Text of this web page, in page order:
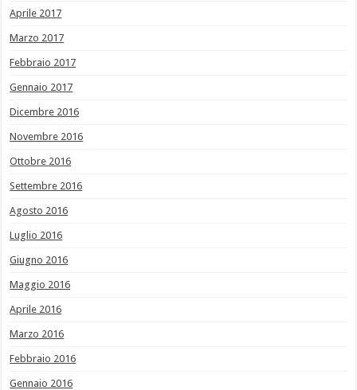
Aprile 2017
Marzo 2017
Febbraio 2017
Gennaio 2017
Dicembre 2016
Novembre 2016
Ottobre 2016
Settembre 2016
Agosto 2016
Luglio 2016
Giugno 2016
Maggio 2016
Aprile 2016
Marzo 2016
Febbraio 2016
Gennaio 2016